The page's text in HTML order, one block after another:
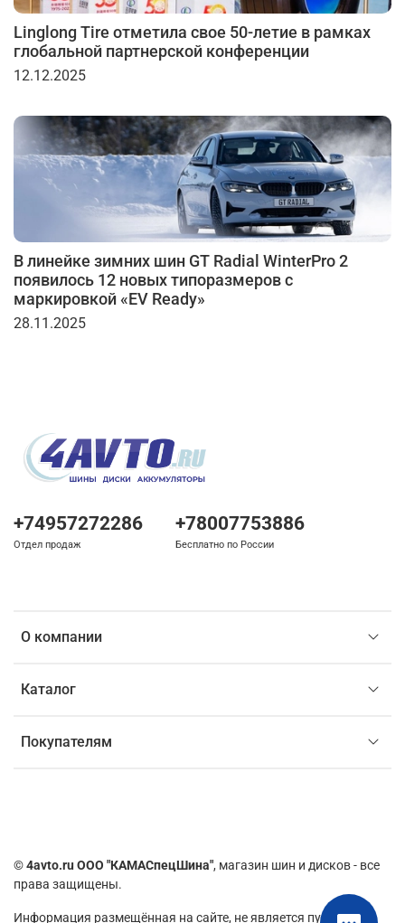
Linglong Tire отметила свое 50-летие в рамках
глобальной партнерской конференции
12.12.2025
В линейке зимних шин GT Radial WinterPro 2
появилось 12 новых типоразмеров с
маркировкой «EV Ready»
28.11.2025
О компании
Каталог
Покупателям
+74957272286
Отдел продаж
+78007753886
Бесплатно по России
©4avto.ru ООО "КАМАСпецШина", магазин шин и дисков - все
права защищены.
Информация размещённая на сайте, не является публичной